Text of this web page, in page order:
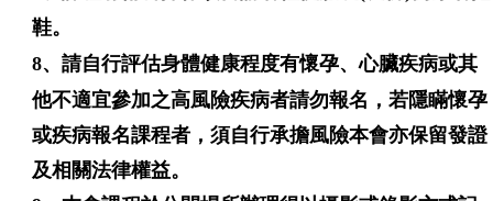
鞋。
8、請自行評估身體健康程度有懷孕、心臟疾病或其
他不適宜參加之高風險疾病者請勿報名，若隱瞞懷孕
或疾病報名課程者，須自行承擔風險本會亦保留發證
及相關法律權益。